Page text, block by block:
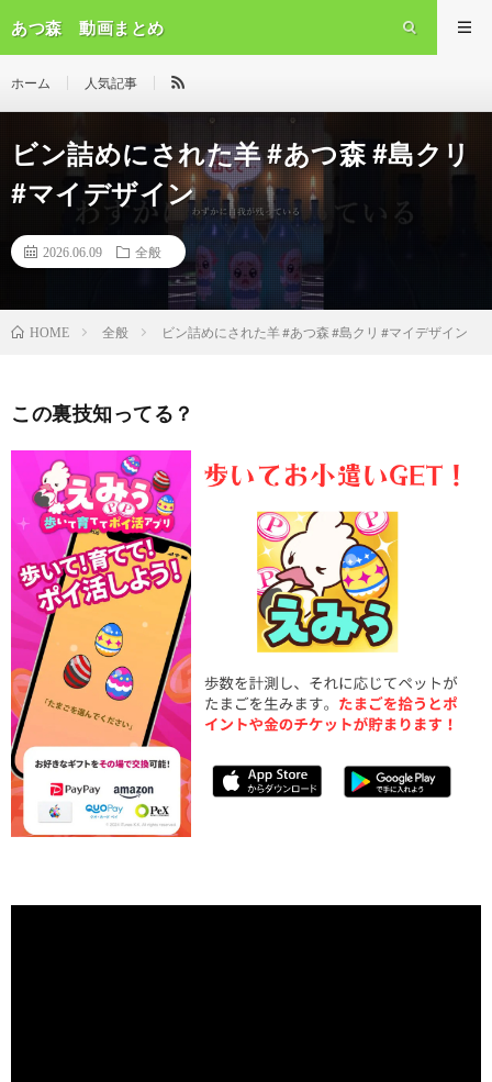
あつ森 動画まとめ
ホーム 人気記事
ビン詰めにされた羊 #あつ森 #島クリ
#マイデザイン
2026.06.09 全般
HOME 全般 ビン詰めにされた羊 #あつ森 #島クリ #マイデザイン
この裏技知ってる？